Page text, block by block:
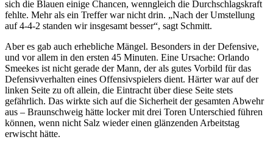
sich die Blauen einige Chancen, wenngleich die Durchschlagskraft
fehlte. Mehr als ein Treffer war nicht drin. „Nach der Umstellung
auf 4-4-2 standen wir insgesamt besser“, sagt Schmitt.
Aber es gab auch erhebliche Mängel. Besonders in der Defensive,
und vor allem in den ersten 45 Minuten. Eine Ursache: Orlando
Smeekes ist nicht gerade der Mann, der als gutes Vorbild für das
Defensivverhalten eines Offensivspielers dient. Härter war auf der
linken Seite zu oft allein, die Eintracht über diese Seite stets
gefährlich. Das wirkte sich auf die Sicherheit der gesamten Abwehr
aus – Braunschweig hätte locker mit drei Toren Unterschied führen
können, wenn nicht Salz wieder einen glänzenden Arbeitstag
erwischt hätte.